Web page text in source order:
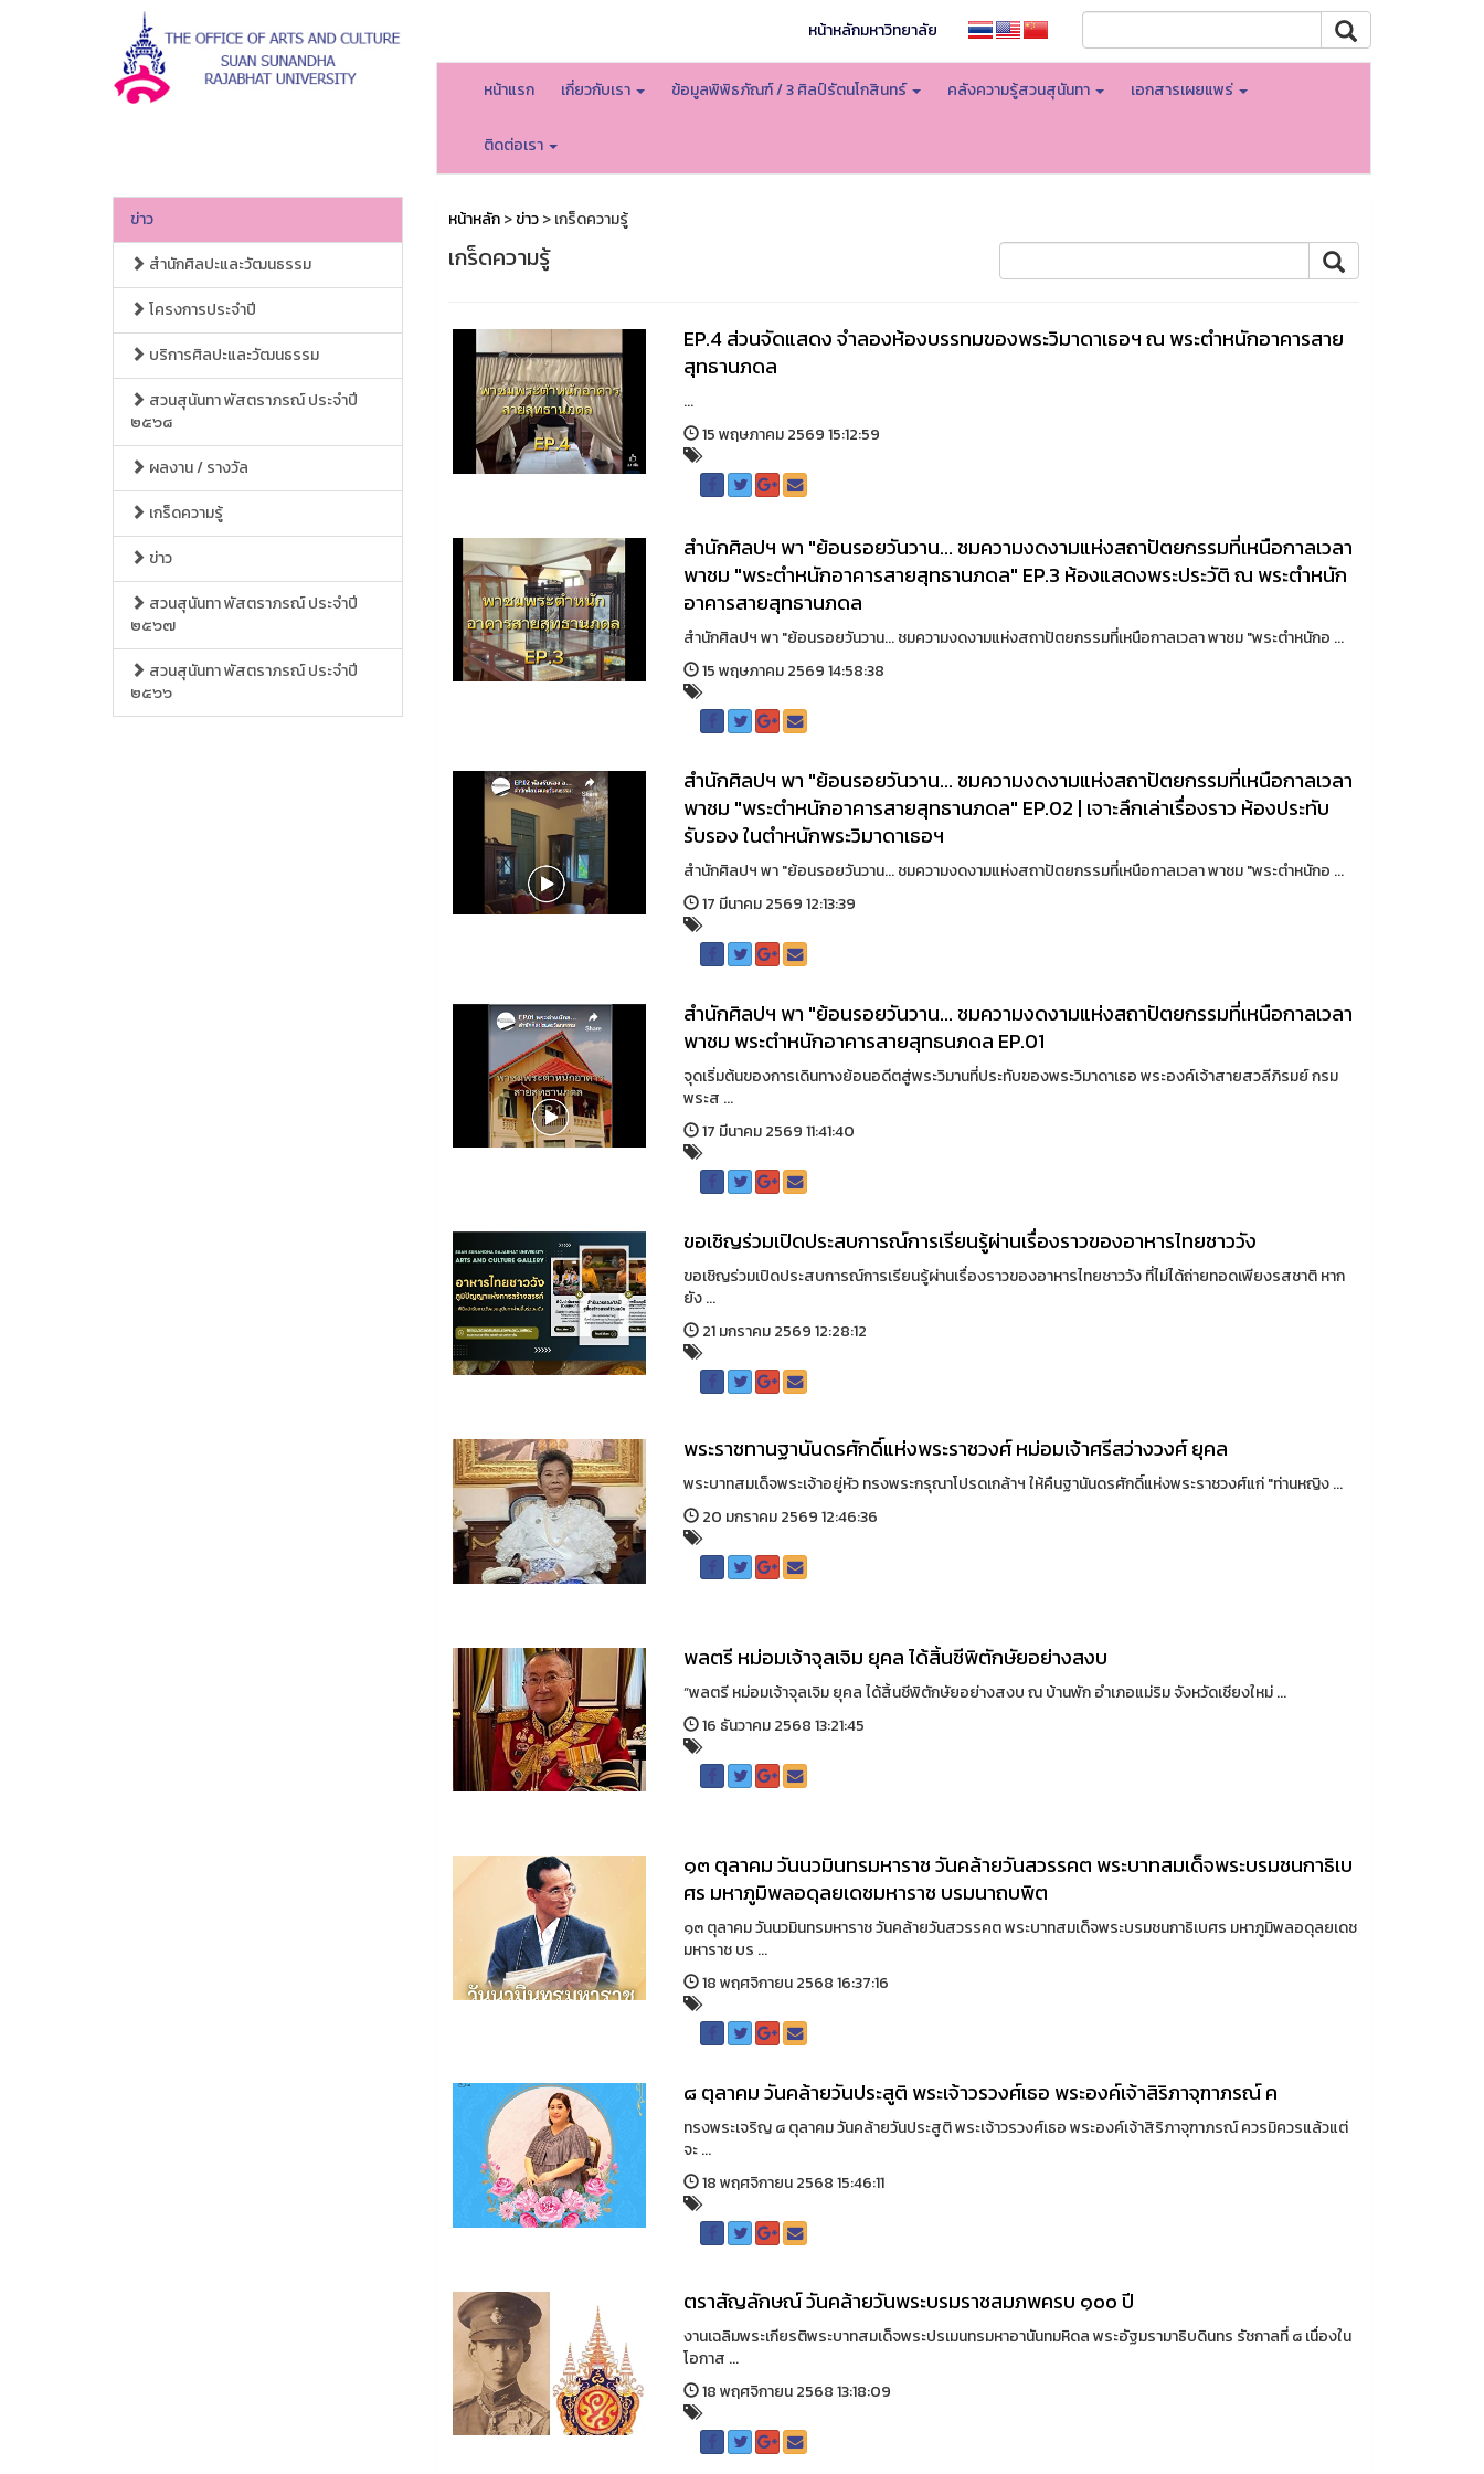
หน้าหลักมหาวิทยาลัย
หน้าแรก เกี่ยวกับเรา ข้อมูลพิพิธภัณฑ์ / 3 ศิลป์รัตนโกสินทร์ คลังความรู้สวนสุนันทา เอกสารเผยแพร่
ติดต่อเรา
ข่าว
สำนักศิลปะและวัฒนธรรม
โครงการประจำปี
บริการศิลปะและวัฒนธรรม
สวนสุนันทา พัสตราภรณ์ ประจำปี
๒๕๖๘
ผลงาน / รางวัล
เกร็ดความรู้
ข่าว
สวนสุนันทา พัสตราภรณ์ ประจำปี
๒๕๖๗
สวนสุนันทา พัสตราภรณ์ ประจำปี
๒๕๖๖
หน้าหลัก>ข่าว> เกร็ดความรู้
เกร็ดความรู้
EP.4 ส่วนจัดแสดง จำลองห้องบรรทมของพระวิมาดาเธอฯ ณ พระตำหนักอาคารสาย
สุทธานภดล
...
15 พฤษภาคม 2569 15:12:59
สำนักศิลปฯ พา "ย้อนรอยวันวาน... ชมความงดงามแห่งสถาปัตยกรรมที่เหนือกาลเวลา
พาชม "พระตำหนักอาคารสายสุทธานภดล" EP.3 ห้องแสดงพระประวัติ ณ พระตำหนัก
อาคารสายสุทธานภดล
สำนักศิลปฯ พา "ย้อนรอยวันวาน... ชมความงดงามแห่งสถาปัตยกรรมที่เหนือกาลเวลา พาชม "พระตำหนักอ ...
15 พฤษภาคม 2569 14:58:38
สำนักศิลปฯ พา "ย้อนรอยวันวาน... ชมความงดงามแห่งสถาปัตยกรรมที่เหนือกาลเวลา
พาชม "พระตำหนักอาคารสายสุทธานภดล" EP.02 | เจาะลึกเล่าเรื่องราว ห้องประทับ
รับรอง ในตำหนักพระวิมาดาเธอฯ
สำนักศิลปฯ พา "ย้อนรอยวันวาน... ชมความงดงามแห่งสถาปัตยกรรมที่เหนือกาลเวลา พาชม "พระตำหนักอ ...
17 มีนาคม 2569 12:13:39
สำนักศิลปฯ พา "ย้อนรอยวันวาน... ชมความงดงามแห่งสถาปัตยกรรมที่เหนือกาลเวลา
พาชม พระตำหนักอาคารสายสุทธนภดล EP.01
จุดเริ่มต้นของการเดินทางย้อนอดีตสู่พระวิมานที่ประทับของพระวิมาดาเธอ พระองค์เจ้าสายสวลีภิรมย์ กรม
พระส ...
17 มีนาคม 2569 11:41:40
ขอเชิญร่วมเปิดประสบการณ์การเรียนรู้ผ่านเรื่องราวของอาหารไทยชาววัง
ขอเชิญร่วมเปิดประสบการณ์การเรียนรู้ผ่านเรื่องราวของอาหารไทยชาววัง ที่ไม่ได้ถ่ายทอดเพียงรสชาติ หาก
ยัง ...
21 มกราคม 2569 12:28:12
พระราชทานฐานันดรศักดิ์แห่งพระราชวงศ์ หม่อมเจ้าศรีสว่างวงศ์ ยุคล
พระบาทสมเด็จพระเจ้าอยู่หัว ทรงพระกรุณาโปรดเกล้าฯ ให้คืนฐานันดรศักดิ์แห่งพระราชวงศ์แก่ "ท่านหญิง ...
20 มกราคม 2569 12:46:36
พลตรี หม่อมเจ้าจุลเจิม ยุคล ได้สิ้นชีพิตักษัยอย่างสงบ
“พลตรี หม่อมเจ้าจุลเจิม ยุคล ได้สิ้นชีพิตักษัยอย่างสงบ ณ บ้านพัก อำเภอแม่ริม จังหวัดเชียงใหม่ ...
16 ธันวาคม 2568 13:21:45
๑๓ ตุลาคม วันนวมินทรมหาราช วันคล้ายวันสวรรคต พระบาทสมเด็จพระบรมชนกาธิเบ
ศร มหาภูมิพลอดุลยเดชมหาราช บรมนาถบพิต
๑๓ ตุลาคม วันนวมินทรมหาราช วันคล้ายวันสวรรคต พระบาทสมเด็จพระบรมชนกาธิเบศร มหาภูมิพลอดุลยเดช
มหาราช บร ...
18 พฤศจิกายน 2568 16:37:16
๘ ตุลาคม วันคล้ายวันประสูติ พระเจ้าวรวงศ์เธอ พระองค์เจ้าสิริภาจุฑาภรณ์ ค
ทรงพระเจริญ ๘ ตุลาคม วันคล้ายวันประสูติ พระเจ้าวรวงศ์เธอ พระองค์เจ้าสิริภาจุฑาภรณ์ ควรมิควรแล้วแต่
จะ ...
18 พฤศจิกายน 2568 15:46:11
ตราสัญลักษณ์ วันคล้ายวันพระบรมราชสมภพครบ ๑๐๐ ปี
งานเฉลิมพระเกียรติพระบาทสมเด็จพระปรเมนทรมหาอานันทมหิดล พระอัฐมรามาธิบดินทร รัชกาลที่ ๘ เนื่องใน
โอกาส ...
18 พฤศจิกายน 2568 13:18:09